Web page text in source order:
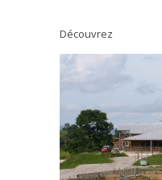
Découvrez